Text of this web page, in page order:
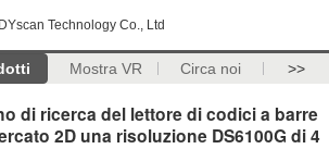
Technology Co., Ltd
Mostra VR Circa noi >>
di ricerca del lettore di codici a barre
2D una risoluzione DS6100G di 4